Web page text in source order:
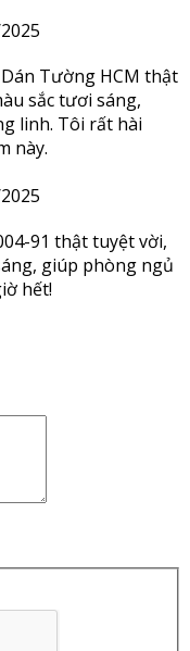
Tường HCM thật
sắc tươi sáng,
linh. Tôi rất hài
này.
91 thật tuyệt vời,
giúp phòng ngủ
hết!